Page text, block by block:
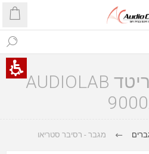
מגבר אינטיגריטד AUDIOLAB
מגבר - רסיבר סטריאו